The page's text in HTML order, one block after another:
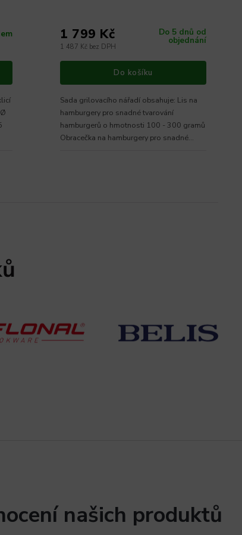
Do 5 dnů od
objednání
1 487 Kč bez DPH
1 799 Kč
Do košíku
Sada grilovacího nářadí obsahuje: Lis na
hamburgery pro snadné tvarování
hamburgerů o hmotnosti 100 - 300 gramů
Obracečka na hamburgery pro snadné
našich produktů